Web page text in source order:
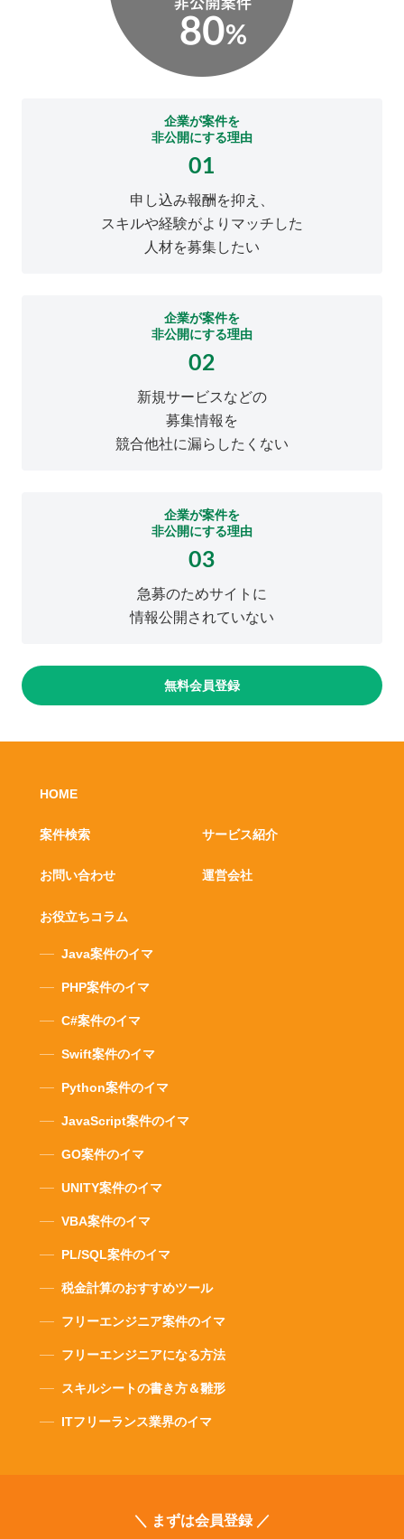
企業が案件を
非公開にする理由
01
申し込み報酬を抑え、
スキルや経験がよりマッチした
人材を募集したい
企業が案件を
非公開にする理由
02
新規サービスなどの
募集情報を
競合他社に漏らしたくない
企業が案件を
非公開にする理由
03
急募のためサイトに
情報公開されていない
無料会員登録
HOME
案件検索 サービス紹介
運営会社
お問い合わせ
お役立ちコラム
Java案件のイマ
PHP案件のイマ
C#案件のイマ
Swift案件のイマ
Python案件のイマ
JavaScript案件のイマ
GO案件のイマ
UNITY案件のイマ
VBA案件のイマ
PL/SQL案件のイマ
税金計算のおすすめツール
フリーエンジニア案件のイマ
フリーエンジニアになる方法
スキルシートの書き方＆雛形
ITフリーランス業界のイマ
＼ まずは会員登録 ／